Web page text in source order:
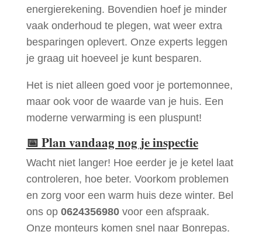
energierekening. Bovendien hoef je minder
vaak onderhoud te plegen, wat weer extra
besparingen oplevert. Onze experts leggen
je graag uit hoeveel je kunt besparen.
Het is niet alleen goed voor je portemonnee,
maar ook voor de waarde van je huis. Een
moderne verwarming is een pluspunt!
📅 Plan vandaag nog je inspectie
Wacht niet langer! Hoe eerder je je ketel laat
controleren, hoe beter. Voorkom problemen
en zorg voor een warm huis deze winter. Bel
ons op 0624356980voor een afspraak.
Onze monteurs komen snel naar Bonrepas.